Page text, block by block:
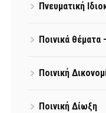
Πνευματική
Ποινικά θέματα
Ποινική
Ποινική Δίωξη